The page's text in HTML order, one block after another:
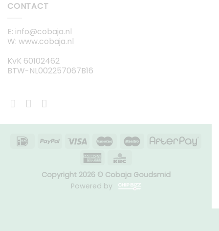
CONTACT
E: info@cobaja.nl
W: www.cobaja.nl
KvK 60102462
BTW-NL002257067B16
Copyright 2026 © Cobaja Goudsmid
Powered by